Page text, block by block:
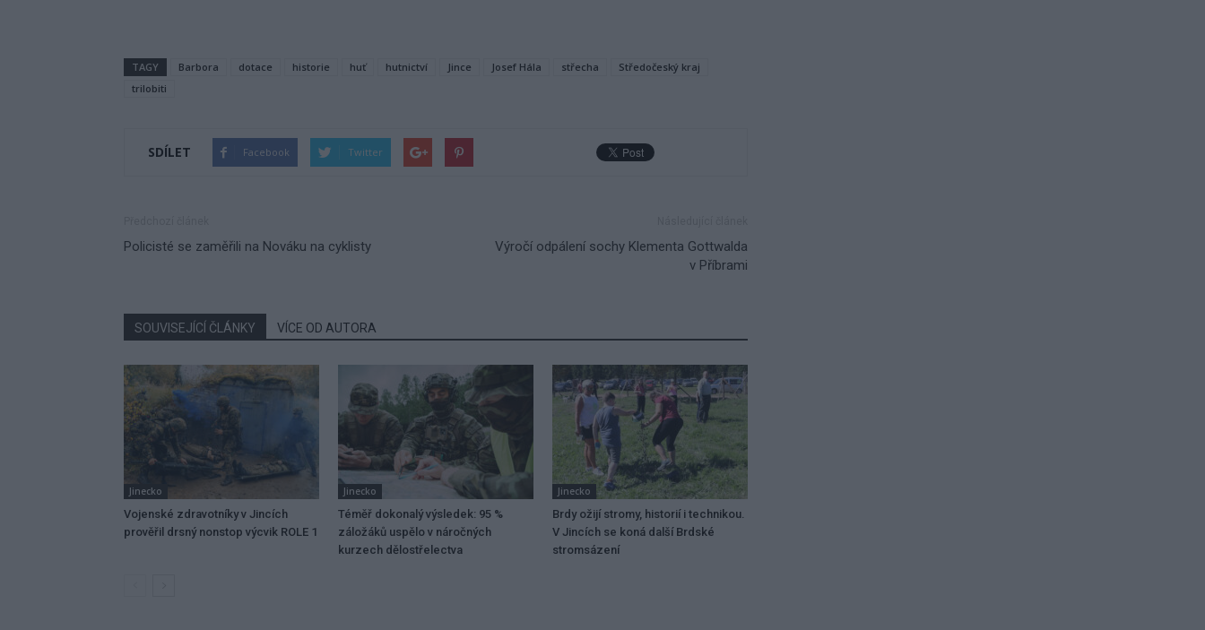
TAGY Barbora dotace historie huť hutnictví Jince Josef Hála střecha
Středočeský kraj
trilobiti
SDÍLET Facebook Twitter
Policisté se zaměřili na Nováku na cyklisty
Výročí odpálení sochy Klementa Gottwalda
v Příbrami
SOUVISEJÍCÍ ČLÁNKY VÍCE OD AUTORA
Jinecko
Vojenské zdravotníky v Jincích
prověřil drsný nonstop výcvik ROLE 1
Jinecko
Téměř dokonalý výsledek: 95 %
záložáků uspělo v náročných
kurzech dělostřelectva
Jinecko
Brdy ožijí stromy, historií i technikou.
V Jincích se koná další Brdské
stromsázení